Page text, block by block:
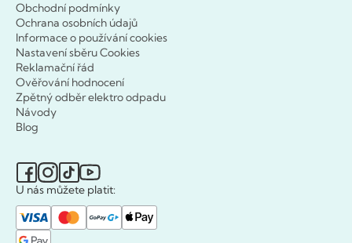
Obchodní podmínky
Ochrana osobních údajů
Informace o používání cookies
Nastavení sběru Cookies
Reklamační řád
Ověřování hodnocení
Zpětný odběr elektro odpadu
Návody
Blog
U nás můžete platit: